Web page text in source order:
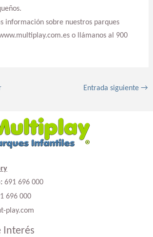
información sobre nuestros parques
o llámanos al 900
Entrada siguiente→
691 696 000
696 000
play.com
Interés